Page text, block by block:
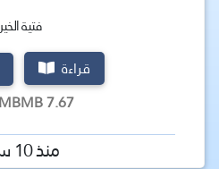
فتية الخير
قراءة
7.67 MBMB كتاب
منذ 10 سنة